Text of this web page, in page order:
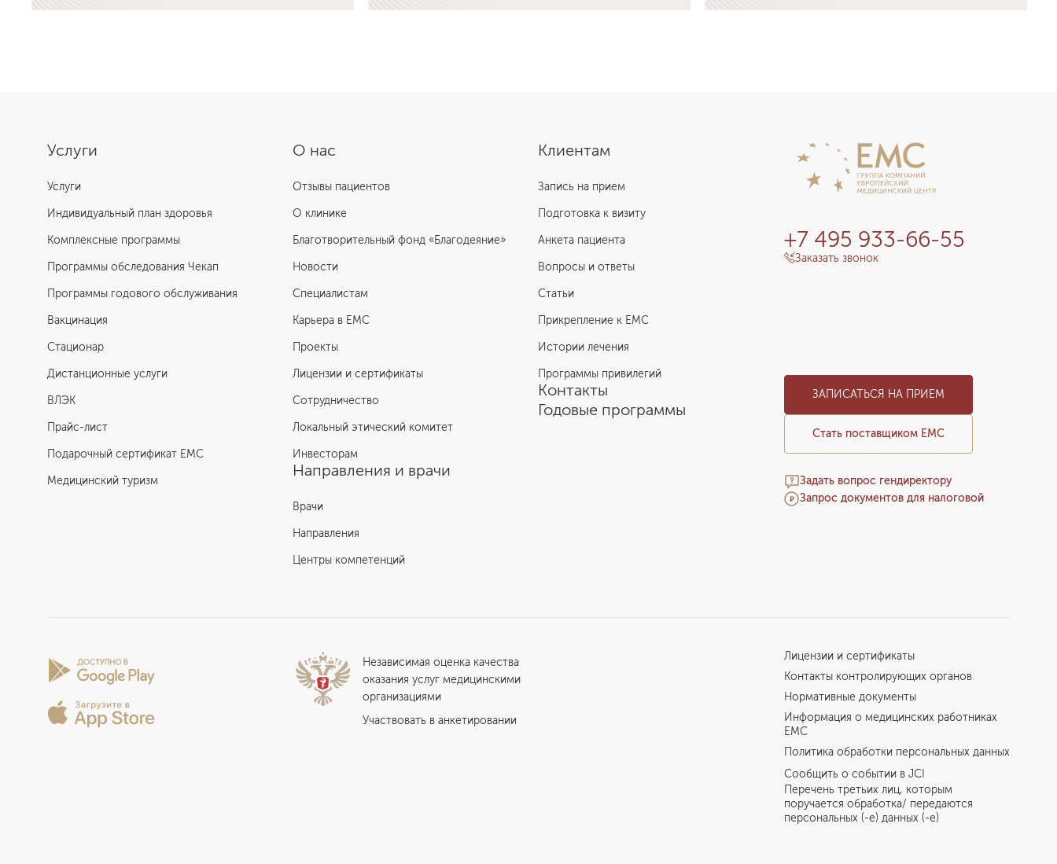
О нас
Отзывы пациентов
О клинике
Благотворительный фонд «Благодеяние»
Новости
Специалистам
Карьера в ЕМС
Проекты
Лицензии и сертификаты
Сотрудничество
Локальный этический комитет
Инвесторам
Направления и врачи
Врачи
Направления
Центры компетенций
Услуги
Услуги
Индивидуальный план здоровья
Комплексные программы
Программы обследования Чекап
Программы годового обслуживания
Вакцинация
Стационар
Дистанционные услуги
ВЛЭК
Прайс-лист
Подарочный сертификат EMC
Медицинский туризм
Клиентам
Запись на прием
Подготовка к визиту
Анкета пациента
Вопросы и ответы
Статьи
Прикрепление к EMC
Истории лечения
Программы привилегий
Контакты
Годовые программы
+7 495 933-66-55
Заказать звонок
ЗАПИСАТЬСЯ НА ПРИЕМ
Стать поставщиком ЕМС
Задать вопрос гендиректору
Запрос документов для налоговой
Независимая оценка качества
оказания услуг медицинскими
организациями
Участвовать в анкетировании
Лицензии и сертификаты
Контакты контролирующих органов
Нормативные документы
Информация о медицинских работниках
EMC
Политика обработки персональных данных
Сообщить о событии в JCI
Перечень третьих лиц, которым
поручается обработка/ передаются
персональных (-е) данных (-е)